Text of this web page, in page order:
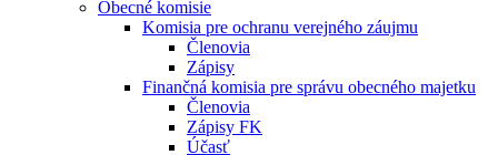
Obecné komisie
Komisia pre ochranu verejného záujmu
Členovia
Zápisy
Finančná komisia pre správu obecného majetku
Členovia
Zápisy FK
Účasť